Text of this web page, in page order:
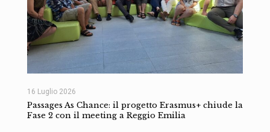
16 Luglio 2026
Passages As Chance: il progetto Erasmus+ chiude la
Fase 2 con il meeting a Reggio Emilia